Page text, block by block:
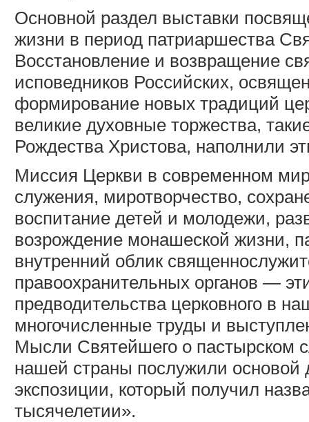
Основной раздел выставки
жизни в период патриаршества
Восстановление и возвращение
исповедников Российских,
формирование новых традиций
великие духовные торжества,
Рождества Христова, наполнили
Миссия Церкви в современном
служения, миротворчество,
воспитание детей и молодежи,
возрождение монашеской жизни,
внутренний облик
правоохранительных органов —
предводительства церковного в
многочисленные труды и
Мысли Святейшего о пастырском
нашей страны послужили основой
экспозиции, который получил
тысячелетии».